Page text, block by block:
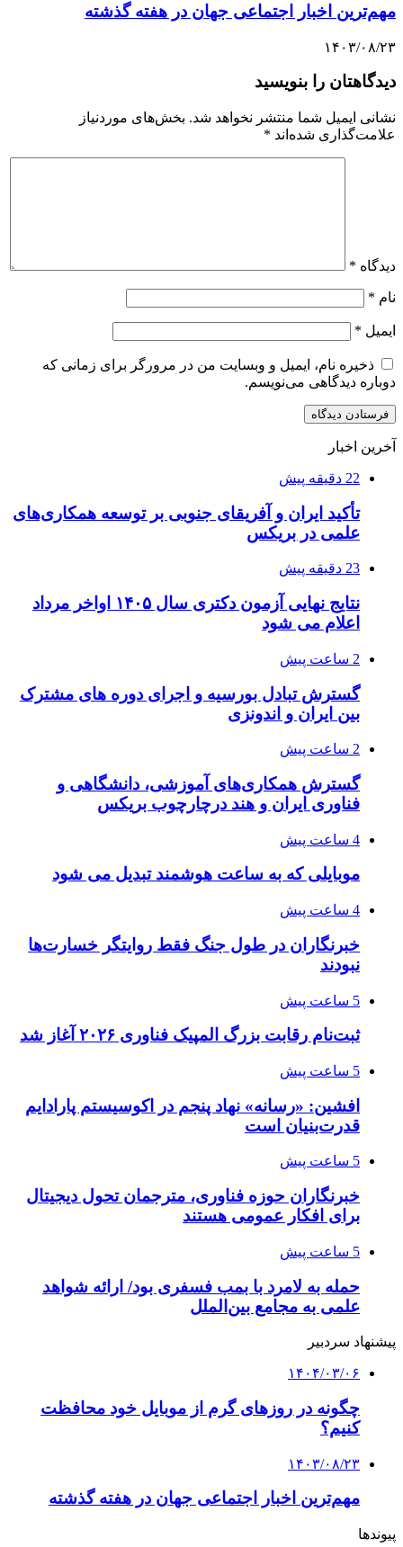
مهم‌ترین اخبار اجتماعی جهان در هفته گذشته
۱۴۰۳/۰۸/۲۳
دیدگاهتان را بنویسید
نشانی ایمیل شما منتشر نخواهد شد. بخش‌های موردنیاز
علامت‌گذاری شده‌اند *
دیدگاه *
نام *
ایمیل *
ذخیره نام، ایمیل و وبسایت من در مرورگر برای زمانی که
دوباره دیدگاهی می‌نویسم.
آخرین اخبار
22 دقیقه پیش
تأکید ایران و آفریقای جنوبی بر توسعه همکاری‌های
علمی در بریکس
23 دقیقه پیش
نتایج نهایی آزمون دکتری سال ۱۴۰۵ اواخر مرداد
اعلام می شود
2 ساعت پیش
گسترش تبادل بورسیه و اجرای دوره های مشترک
بین ایران و اندونزی
2 ساعت پیش
گسترش همکاری‌های آموزشی، دانشگاهی و
فناوری ایران و هند درچارچوب بریکس
4 ساعت پیش
موبایلی که به ساعت هوشمند تبدیل می شود
4 ساعت پیش
خبرنگاران در طول جنگ فقط روایتگر خسارت‌ها
نبودند
5 ساعت پیش
ثبت‌نام رقابت بزرگ المپیک فناوری ۲۰۲۶ آغاز شد
5 ساعت پیش
افشین: «رسانه» نهاد پنجم در اکوسیستم پارادایم
قدرت‌بنیان است
5 ساعت پیش
خبرنگاران حوزه فناوری، مترجمان تحول دیجیتال
برای افکار عمومی هستند
5 ساعت پیش
حمله به لامرد با بمب فسفری بود/ ارائه شواهد
علمی به مجامع بین‌الملل
پیشنهاد سردبیر
۱۴۰۴/۰۳/۰۶
چگونه در روزهای گرم از موبایل خود محافظت
کنیم؟
۱۴۰۳/۰۸/۲۳
مهم‌ترین اخبار اجتماعی جهان در هفته گذشته
پیوندها